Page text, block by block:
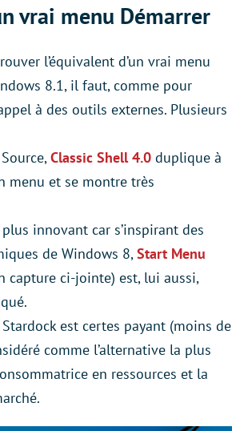
vrai menu Démarrer
l’équivalent d’un vrai menu
8.1, il faut, comme pour
à des outils externes. Plusieurs
Classic Shell 4.0 duplique à
menu et se montre très
innovant car s’inspirant des
de Windows 8,Start Menu
capture ci-jointe) est, lui aussi,
est certes payant (moins de
comme l’alternative la plus
en ressources et la